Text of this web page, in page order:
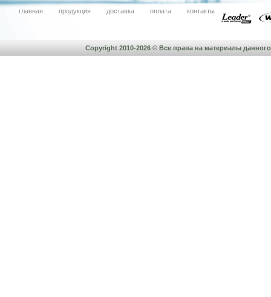
главная продукция доставка оплата контакты
Copyright 2010-2026 © Все права на материалы